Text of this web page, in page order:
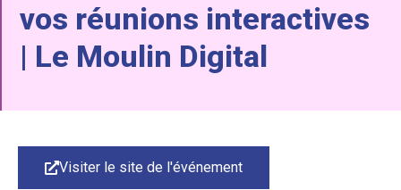
vos réunions interactives
| Le Moulin Digital
Visiter le site de l'événement